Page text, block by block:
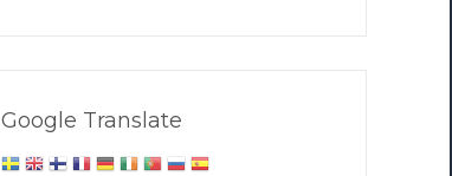
Google Translate